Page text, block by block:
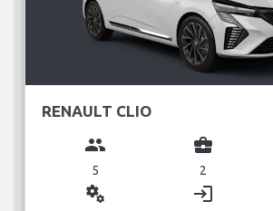
RENAULT CLIO
group
5
business_center
2
miscellaneous_services login